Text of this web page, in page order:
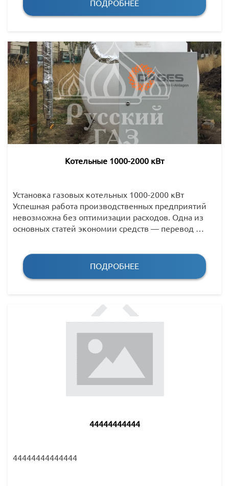
ПОДРОБНЕЕ
Котельные 1000-2000 кВт
Установка газовых котельных 1000-2000 кВт
Успешная работа производственных предприятий
невозможна без оптимизации расходов. Одна из
основных статей экономии средств — перевод …
ПОДРОБНЕЕ
44444444444
44444444444444